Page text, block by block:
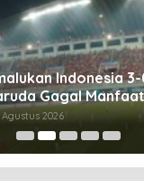
Indonesia
Gagal
Agustus 2026